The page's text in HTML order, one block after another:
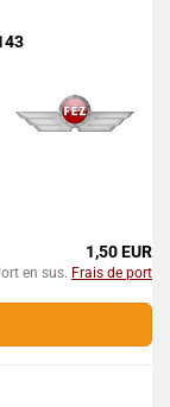
1,50 EUR
en sus. Frais de port